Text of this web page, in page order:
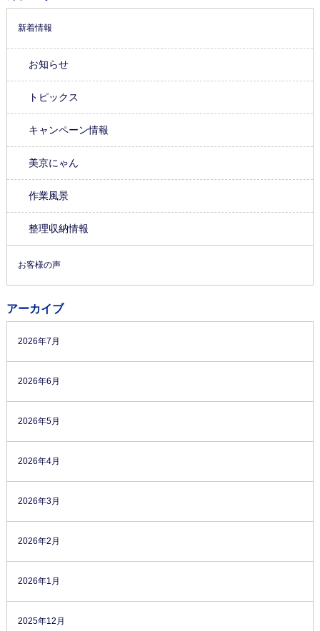
新着情報
お知らせ
トピックス
キャンペーン情報
美京にゃん
作業風景
整理収納情報
お客様の声
アーカイブ
2026年7月
2026年6月
2026年5月
2026年4月
2026年3月
2026年2月
2026年1月
2025年12月